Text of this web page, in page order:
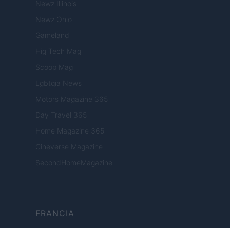
Newz Illinois
Newz Ohio
Gameland
Hig Tech Mag
Scoop Mag
Lgbtqia News
Motors Magazine 365
Day Travel 365
Home Magazine 365
Cineverse Magazine
SecondHomeMagazine
FRANCIA